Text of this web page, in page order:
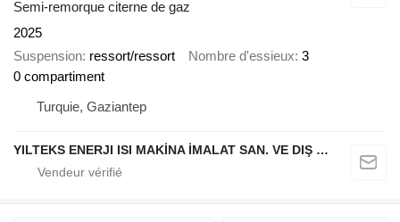
Semi-remorque citerne de gaz
2025
Suspension ressort/ressort Nombre d'essieux 3
0 compartiment
Turquie, Gaziantep
YILTEKS ENERJI ISI MAKİNA İMALAT SAN. VE DIŞ TİC. LTD. ŞTİ.